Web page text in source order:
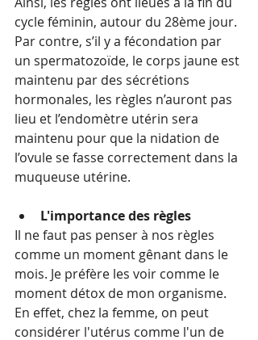
cycle féminin, autour du 28ème jour.
Par contre, s’il y a fécondation par
un spermatozoïde, le corps jaune est
maintenu par des sécrétions
hormonales, les règles n’auront pas
lieu et l’endomètre utérin sera
maintenu pour que la nidation de
l’ovule se fasse correctement dans la
muqueuse utérine.
L'importance des règles
Il ne faut pas penser à nos règles
comme un moment gênant dans le
mois. Je préfère les voir comme le
moment détox de mon organisme.
En effet, chez la femme, on peut
considérer l'utérus comme l'un de